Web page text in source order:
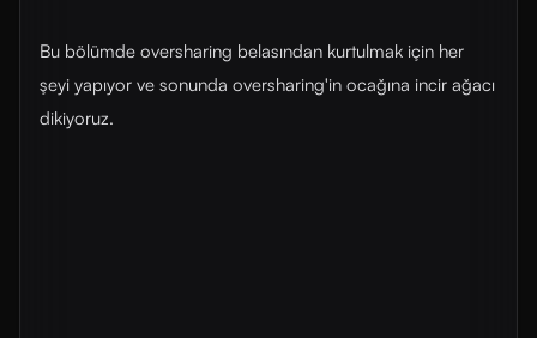
Bu bölümde oversharing belasından kurtulmak için her
şeyi yapıyor ve sonunda oversharing'in ocağına incir ağacı
dikiyoruz.